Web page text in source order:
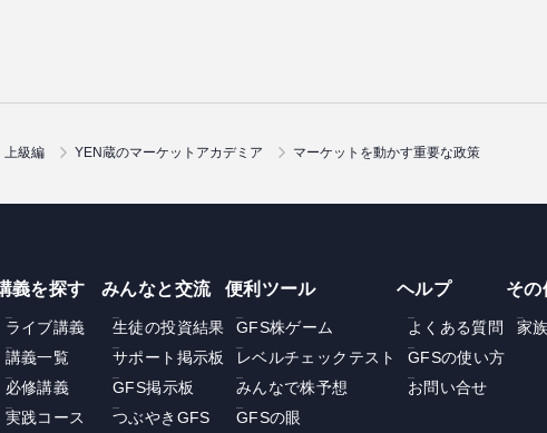
上級編 YEN蔵のマーケットアカデミア マーケットを動かす重要な政策
義を探す
ライブ講義
講義一覧
必修講義
実践コース
みんなと交流
生徒の投資結果
サポート掲示板
GFS掲示板
つぶやきGFS
便利ツール
GFS株ゲーム
レベルチェックテスト
みんなで株予想
GFSの眼
ヘルプ
よくある質問
GFSの使い方
お問い合せ
その
家